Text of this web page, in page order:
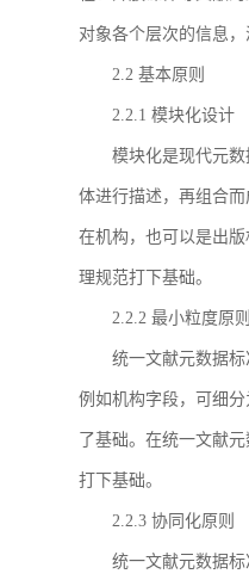
对象各个层次的信息
2.2 基本原则
2.2.1 模块化设计
模块化是现代元
体进行描述，再组合
在机构，也可以是出
理规范打下基础。
2.2.2 最小粒度原
统一文献元数据
例如机构字段，可细
了基础。在统一文献
打下基础。
2.2.3 协同化原则
统一文献元数据